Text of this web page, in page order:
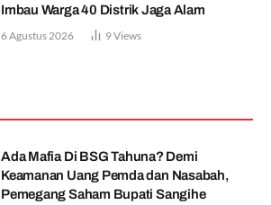
Imbau Warga 40 Distrik Jaga Alam
6 Agustus 2026 9Views
Ada Mafia Di BSG Tahuna? Demi
Keamanan Uang Pemda dan Nasabah,
Pemegang Saham Bupati Sangihe